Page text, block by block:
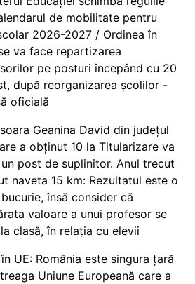
de mobilitate pentru
2026-2027 / Ordinea în
va face repartizarea
pe posturi începând cu 20
după reorganizarea școlilor -
oficială
Geanina David din județul
a obținut 10 la Titularizare va
post de suplinitor. Anul trecut
naveta 15 km: Rezultatul este o
însă consider că
valoare a unui profesor se
clasă, în relația cu elevii
UE: România este singura țară
Uniune Europeană care a